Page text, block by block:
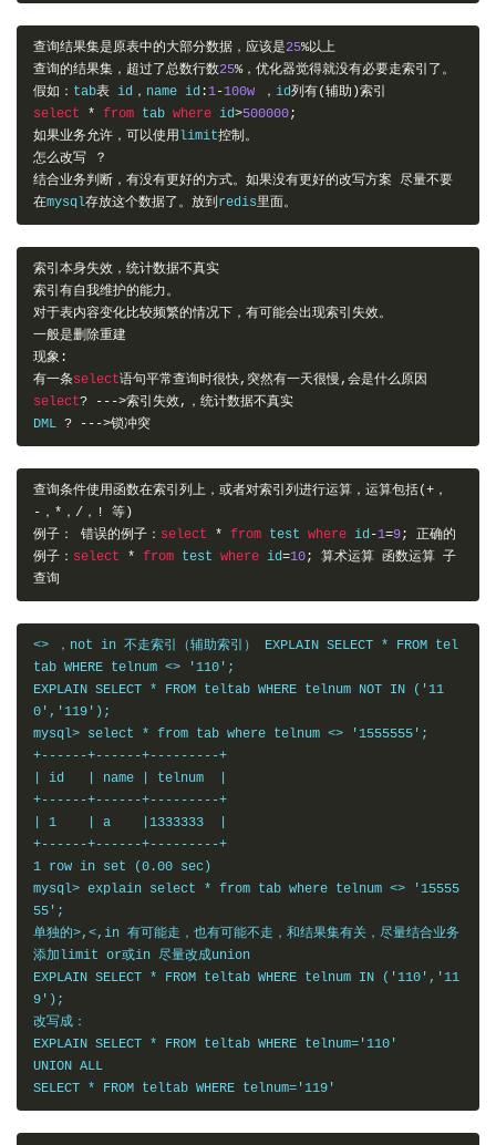
查询结果集是原表中的大部分数据，应该是25%以上
查询的结果集，超过了总数行数25%，优化器觉得就没有必要走索引了。
假如： tab表 id ， name id : 1-100w ， id列有(辅助)索引
select
* from tab where id>500000;
如果业务允许，可以使用 limit控制。
怎么改写
？
结合业务判断，有没有更好的方式。如果没有更好的改写方案 尽量不要
在mysql存放这个数据了。放到redis里面。
索引本身失效，统计数据不真实
索引有自我维护的能力。
对于表内容变化比较频繁的情况下，有可能会出现索引失效。
一般是删除重建
现象:
有一条select语句平常查询时很快,突然有一天很慢,会是什么原因
select?
--->索引失效,，统计数据不真实
DML ? --->锁冲突
查询条件使用函数在索引列上，或者对索引列进行运算，运算包括(+，
-，*，/，!
等)
例子：
错误的例子： select * from test where id-1=9;
正确的
例子： select * from test where id=10; 算术运算 函数运算 子
查询
<> ，not in 不走索引（辅助索引） EXPLAIN SELECT * FROM tel
tab WHERE telnum <> '110';
EXPLAIN SELECT * FROM teltab WHERE telnum NOT IN ('11
0','119');
mysql> select * from tab where telnum <> '1555555';
+------+------+---------+
| id   | name | telnum  |
+------+------+---------+
| 1    | a    |1333333  |
+------+------+---------+
1 row in set (0.00 sec)
mysql> explain select * from tab where telnum <> '15555
55';
单独的>,<,in 有可能走，也有可能不走，和结果集有关，尽量结合业务
添加limit or或in 尽量改成union
EXPLAIN SELECT * FROM teltab WHERE telnum IN ('110','11
9');
改写成：
EXPLAIN SELECT * FROM teltab WHERE telnum='110'
UNION ALL
SELECT * FROM teltab WHERE telnum='119'